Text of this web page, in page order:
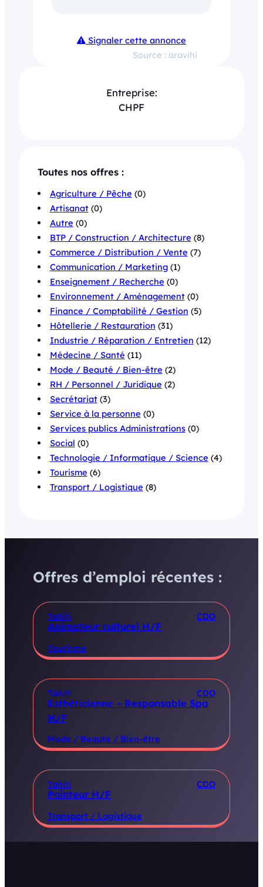
Signaler cette annonce
Source : aravihi
Entreprise:
CHPF
Toutes nos offres :
Agriculture / Pêche (0)
Artisanat(0)
Autre (0)
BTP / Construction / Architecture (8)
Commerce / Distribution / Vente (7)
Communication / Marketing(1)
Enseignement / Recherche (0)
Environnement / Aménagement(0)
Finance / Comptabilité / Gestion (5)
Hôtellerie / Restauration (31)
Industrie / Réparation / Entretien (12)
Médecine / Santé (11)
Mode / Beauté / Bien-être (2)
RH / Personnel / Juridique (2)
Secrétariat(3)
Service à la personne (0)
Services publics Administrations(0)
Social (0)
Technologie / Informatique / Science (4)
Tourisme (6)
Transport / Logistique (8)
Offres d’emploi récentes :
Tahiti CDD
Animateur culturel H/F
Tourisme
Tahiti CDD
Esthéticienne – Responsable Spa
H/F
Mode / Beauté / Bien-être
Tahiti CDD
Pointeur H/F
Transport / Logistique